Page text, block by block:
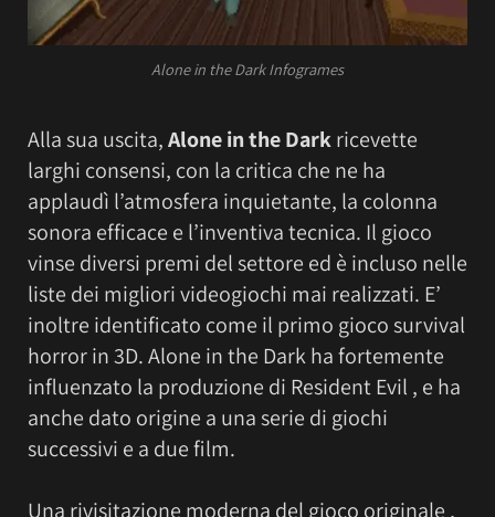
Alone in the Dark Infogrames
Alla sua uscita,Alone in the Darkricevette
larghi consensi, con la critica che ne ha
applaudì l’atmosfera inquietante, la colonna
sonora efficace e l’inventiva tecnica. Il gioco
vinse diversi premi del settore ed è incluso nelle
liste dei migliori videogiochi mai realizzati. E’
inoltre identificato come il primo gioco survival
horror in 3D. Alone in the Dark ha fortemente
influenzato la produzione di Resident Evil , e ha
anche dato origine a una serie di giochi
successivi e a due film.
Una rivisitazione moderna del gioco originale ,